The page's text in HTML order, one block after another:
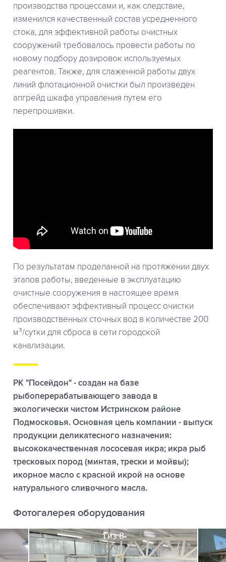
производства процессами и, как следствие,
изменился качественный состав усредненного
стока, для эффективной работы очистных
сооружений требовалось провести работы по
новому подбору дозировок используемых
реагентов. Также, для слаженной работы двух
линий флотационной очистки был произведен
апгрейд шкафа управления путем его
перепрошивки.
По результатам проделанной на протяжении двух
этапов работы, введенные в эксплуатацию
очистные сооружения в настоящее время
обеспечивают эффективный процесс очистки
производственных сточных вод в количестве 200
м³/сутки для сброса в сети городской
канализации.
РК "Посейдон" - создан на базе
рыбоперерабатывающего завода в
экологически чистом Истринском районе
Подмосковья. Основная цель компании - выпуск
продукции деликатесного назначения:
высококачественная лососевая икра; икра рыб
тресковых пород (минтая, трески и мойвы);
икорное масло с красной икрой на основе
натурального сливочного масла.
Фотогалерея оборудования
1 из 8